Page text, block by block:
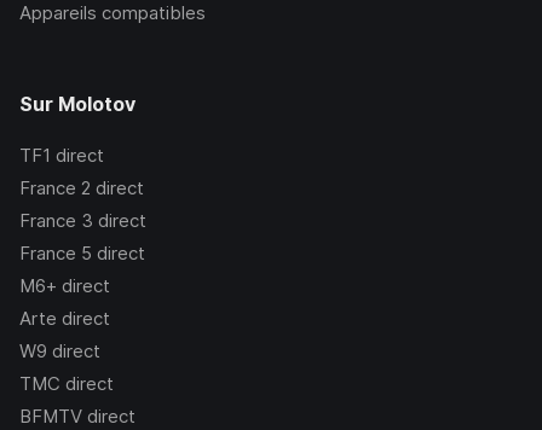
Appareils compatibles
Sur Molotov
TF1 direct
France 2 direct
France 3 direct
France 5 direct
M6+ direct
Arte direct
W9 direct
TMC direct
BFMTV direct